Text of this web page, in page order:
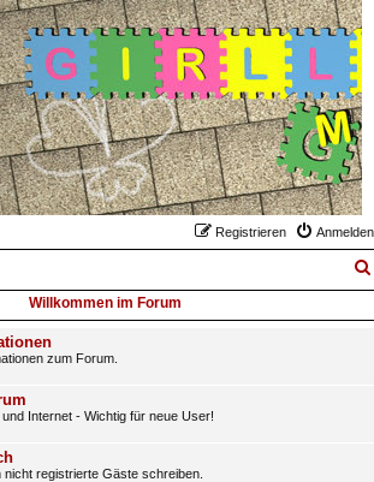
Anmelden
Registrieren
Willkommen im Forum
zum Forum.
Internet - Wichtig für neue User!
nicht registrierte Gäste schreiben.